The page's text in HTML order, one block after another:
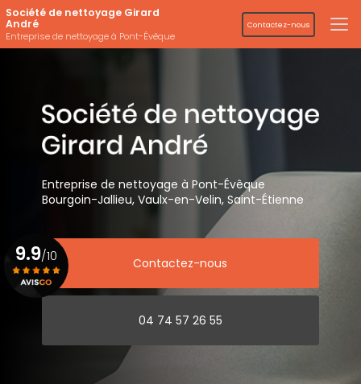
Aller
au
contenu
principal
Société de nettoyage Girard
André
Entreprise de nettoyage à Pont-Évêque
Contactez-nous
Entreprise de nettoyage à Pont-Évêque
Bourgoin-Jallieu, Vaulx-en-Velin, Saint-Étienne
Contactez-nous
04 74 57 26 55
9.9/10